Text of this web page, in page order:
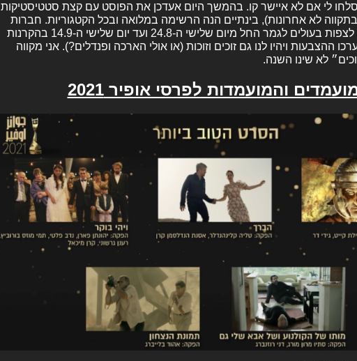
לי אם לא איישר קו. בהמשך היום אעדכן את הפוסט עם קצת סטטיסטיקות
לא אחרונות), בינתיים הנה הרשימה במלואה ובכל הקטגוריות. חברות
וחברי האקדמיה יוכלו לצפות בעולים לגמר החל מיום שלישי ה-24.8 ועד יום שלישי ה-14.9 בהקרנות
ההצבעות ויהיו לנו גם זוכים וזוכות (או אולי הארכה ופנדלים?). אני מקווה
לא שינו השנה.
והמועמדות לפרסי אופיר 2021